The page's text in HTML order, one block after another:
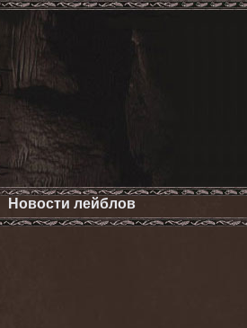
Новости лейблов